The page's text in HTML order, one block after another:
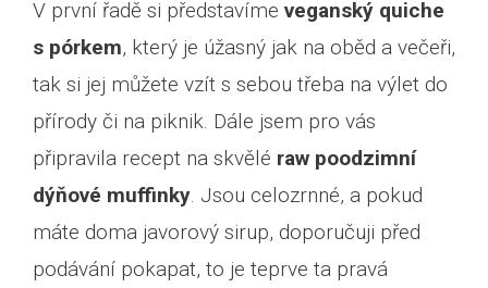
V první řadě si představíme veganský quiche
s pórkem, který je úžasný jak na oběd a večeři,
tak si jej můžete vzít s sebou třeba na výlet do
přírody či na piknik. Dále jsem pro vás
připravila recept na skvělé raw poodzimní
dýňové muffinky. Jsou celozrnné, a pokud
máte doma javorový sirup, doporučuji před
podávání pokapat, to je teprve ta pravá